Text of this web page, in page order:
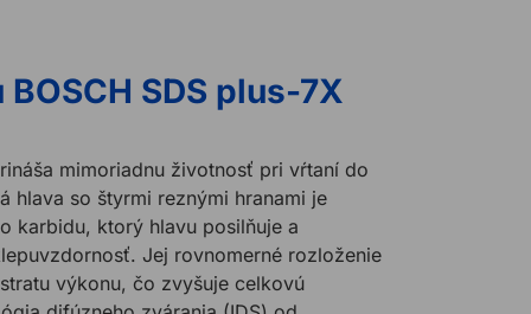
SDS plus-7X
mimoriadnu životnosť pri vŕtaní do
hlava so štyrmi reznými hranami je
karbidu, ktorý hlavu posilňuje a
Jej rovnomerné rozloženie
výkonu, čo zvyšuje celkovú